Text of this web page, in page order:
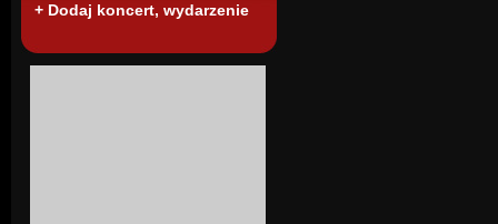
+ Dodaj koncert, wydarzenie